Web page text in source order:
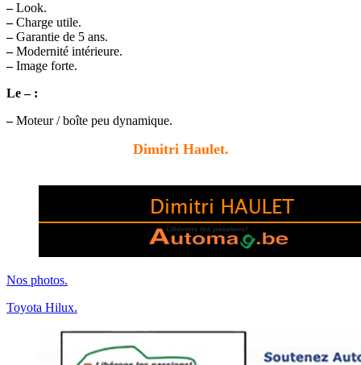
–Look.
–Charge utile.
–Garantie de 5 ans.
–Modernité intérieure.
–Image forte.
Le – :
–Moteur / boîte peu dynamique.
Dimitri Haulet.
Nos photos.
Toyota Hilux.